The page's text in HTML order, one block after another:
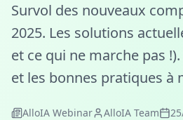
Survol des nouveaux
2025. Les solutions
et ce qui ne marche pas
et les bonnes pratiques à
AlloIA Webinar AlloIA Team